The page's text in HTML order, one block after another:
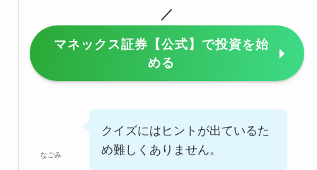
／
マネックス証券【公式】で投資を始
める
なごみ
クイズにはヒントが出ているた
め難しくありません。